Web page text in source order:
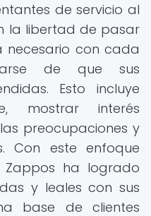
de servicio al
la libertad de pasar
con cada
de que sus
Esto incluye
mostrar interés
preocupaciones y
Con este enfoque
Zappos ha logrado
y leales con sus
base de clientes